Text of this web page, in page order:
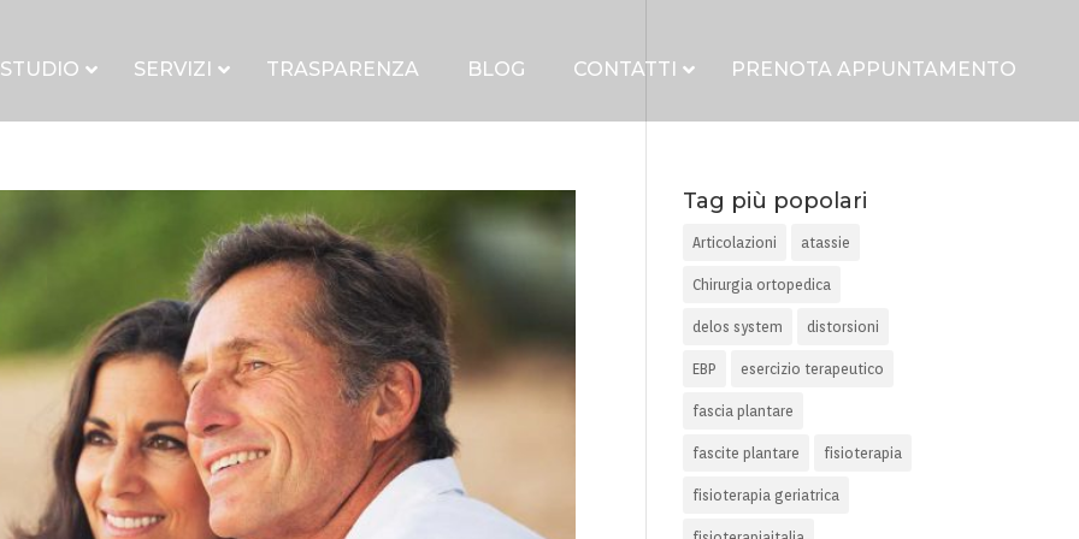
SERVIZI TRASPARENZA BLOG CONTATTI PRENOTA APPUNTAMENTO
Tag più popolari
Articolazioni atassie
Chirurgia ortopedica
delos system distorsioni
EBP esercizio terapeutico
fascia plantare
fascite plantare fisioterapia
fisioterapia geriatrica